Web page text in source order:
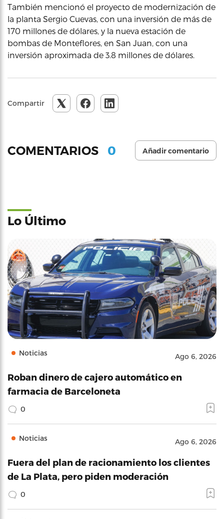
También mencionó el proyecto de modernización de
la planta Sergio Cuevas, con una inversión de más de
170 millones de dólares, y la nueva estación de
bombas de Monteflores, en San Juan, con una
inversión aproximada de 3.8 millones de dólares.
Compartir
COMENTARIOS 0 Añadir comentario
Lo Último
Noticias Ago 6, 2026
Roban dinero de cajero automático en
farmacia de Barceloneta
0
Noticias Ago 6, 2026
Fuera del plan de racionamiento los clientes
de La Plata, pero piden moderación
0